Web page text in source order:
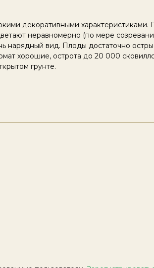
декоративными
неравномерно (по мере
нарядный вид. Плоды достаточно
хорошие, острота до 20 000
грунте.